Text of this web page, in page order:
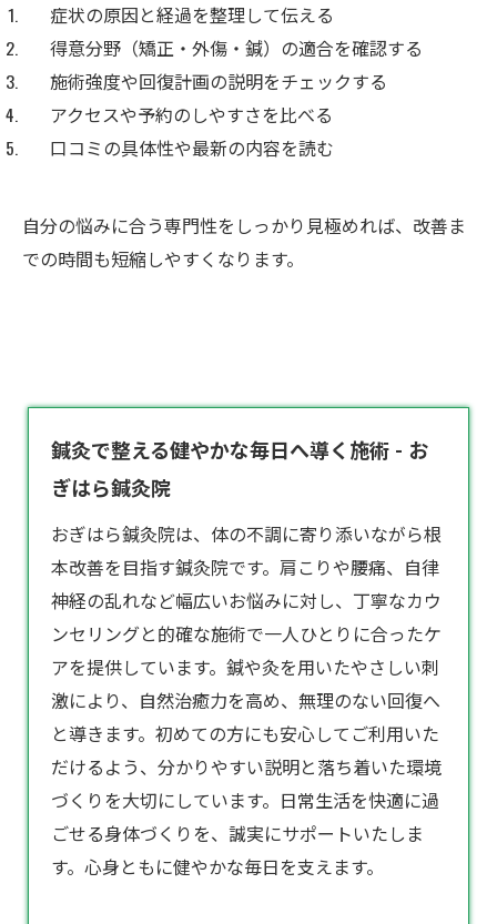
症状の原因と経過を整理して伝える
得意分野（矯正・外傷・鍼）の適合を確認する
施術強度や回復計画の説明をチェックする
アクセスや予約のしやすさを比べる
口コミの具体性や最新の内容を読む
自分の悩みに合う専門性をしっかり見極めれば、改善ま
での時間も短縮しやすくなります。
鍼灸で整える健やかな毎日へ導く施術 - お
ぎはら鍼灸院
おぎはら鍼灸院は、体の不調に寄り添いながら根
本改善を目指す鍼灸院です。肩こりや腰痛、自律
神経の乱れなど幅広いお悩みに対し、丁寧なカウ
ンセリングと的確な施術で一人ひとりに合ったケ
アを提供しています。鍼や灸を用いたやさしい刺
激により、自然治癒力を高め、無理のない回復へ
と導きます。初めての方にも安心してご利用いた
だけるよう、分かりやすい説明と落ち着いた環境
づくりを大切にしています。日常生活を快適に過
ごせる身体づくりを、誠実にサポートいたしま
す。心身ともに健やかな毎日を支えます。